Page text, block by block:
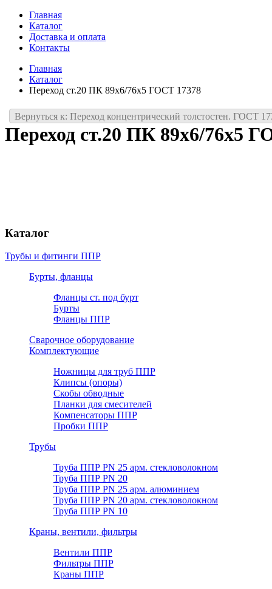
Главная
Каталог
Доставка и оплата
Контакты
Главная
Каталог
Переход ст.20 ПК 89х6/76х5 ГОСТ 17378
Вернуться к: Переход концентрический толстостен. ГОСТ
Переход ст.20 ПК 89х6/76х5
Каталог
Трубы и фитинги ППР
Бурты, фланцы
Фланцы ст. под бурт
Бурты
Фланцы ППР
Сварочное оборудование
Комплектующие
Ножницы для труб ППР
Клипсы (опоры)
Скобы обводные
Планки для смесителей
Компенсаторы ППР
Пробки ППР
Трубы
Труба ППР PN 25 арм. стекловолокном
Труба ППР PN 20
Труба ППР PN 25 арм. алюминием
Труба ППР PN 20 арм. стекловолокном
Труба ППР PN 10
Краны, вентили, фильтры
Вентили ППР
Фильтры ППР
Краны ППР